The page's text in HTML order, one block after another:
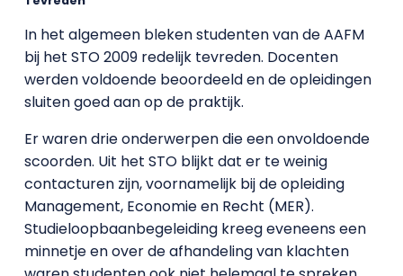
In het algemeen bleken studenten van de AAFM
bij het STO 2009 redelijk tevreden. Docenten
werden voldoende beoordeeld en de opleidingen
sluiten goed aan op de praktijk.
Er waren drie onderwerpen die een onvoldoende
scoorden. Uit het STO blijkt dat er te weinig
contacturen zijn, voornamelijk bij de opleiding
Management, Economie en Recht (MER).
Studieloopbaanbegeleiding kreeg eveneens een
minnetje en over de afhandeling van klachten